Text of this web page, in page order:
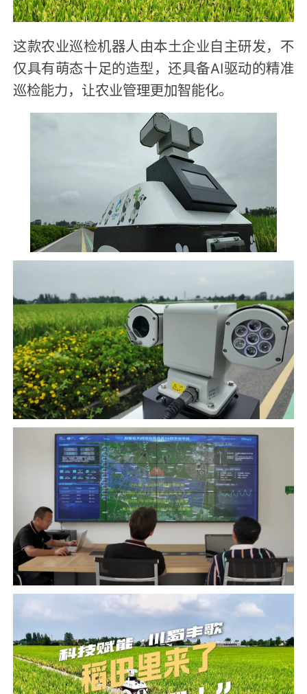
这款农业巡检机器人由本土企业自主研发，不
仅具有萌态十足的造型，还具备AI驱动的精准
巡检能力，让农业管理更加智能化。